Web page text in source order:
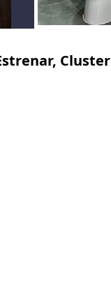
Cluster